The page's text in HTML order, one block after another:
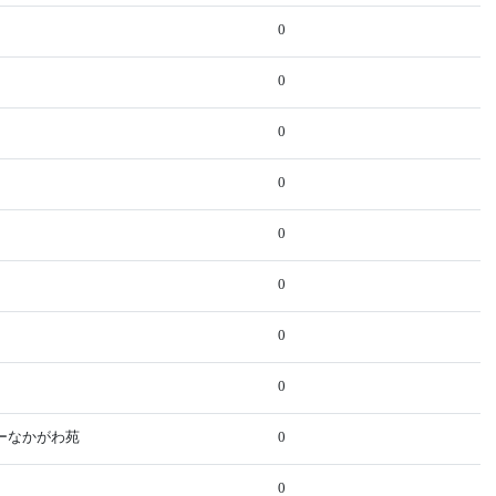
0
0
0
0
0
0
0
0
なかがわ苑 0
0